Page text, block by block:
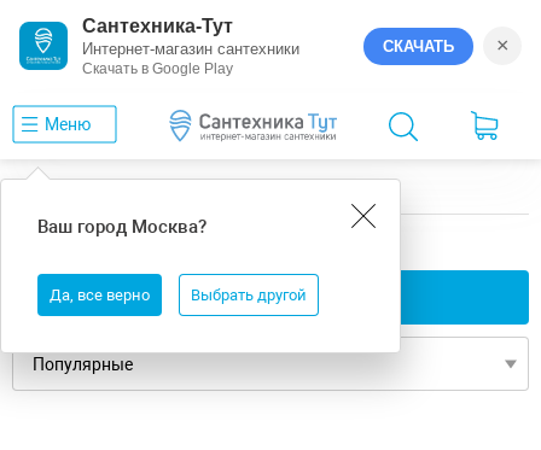
Сантехника-Тут
Интернет-магазин сантехники
Скачать в Google Play
СКАЧАТЬ ×
Меню
Ваш город Москва?
Да, все верно Выбрать другой
8 ванны Gemy
Применить фильтры